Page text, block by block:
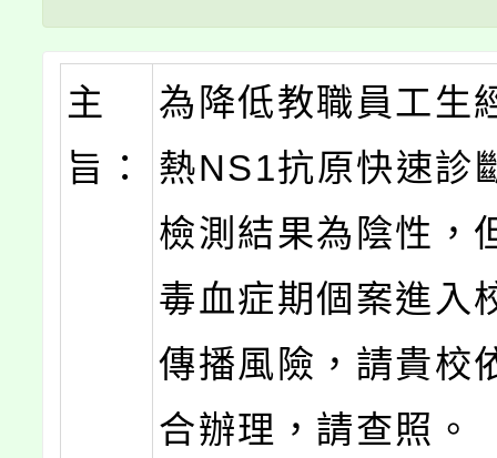
主
旨：
為降低教職員工生
熱NS1抗原快速診
檢測結果為陰性，
毒血症期個案進入
傳播風險，請貴校
合辦理，請查照。